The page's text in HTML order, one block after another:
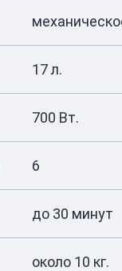
17 л.
700 Вт.
6
до 30 минут
около 10 кг.